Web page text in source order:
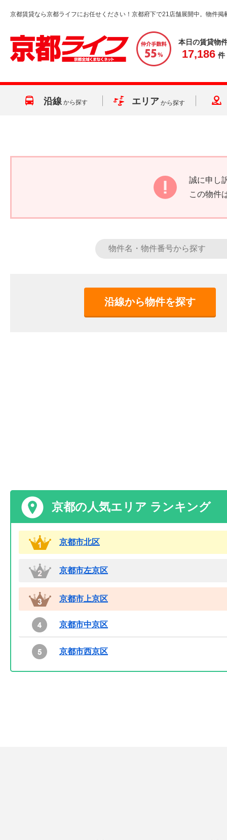
京都賃貸なら京都ライフにお任せください！京都府下で21店舗展開中。物件掲
本日の賃貸物
17,186 件
沿線 から探す エリア から探す
誠に申し
この物件
沿線から物件を探す
京都の人気エリア ランキング
京都市北区
京都市左京区
京都市上京区
京都市中京区
京都市西京区